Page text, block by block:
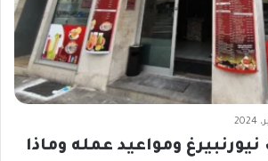
ومواعيد عمله وماذا